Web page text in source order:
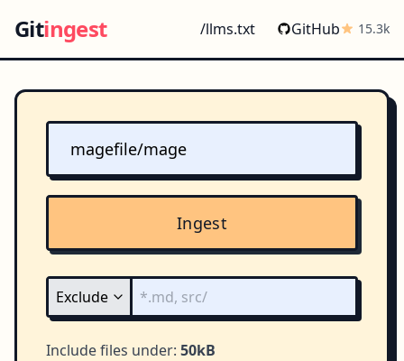
Gitingest /llms.txt GitHub 15.3k
Ingest
Include files under: 50kB